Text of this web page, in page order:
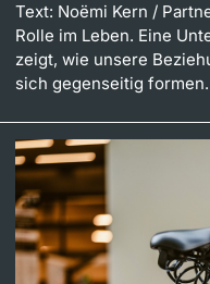
Text: Noëmi Kern /
Rolle im Leben. Eine
zeigt, wie unsere
sich gegenseitig formen.